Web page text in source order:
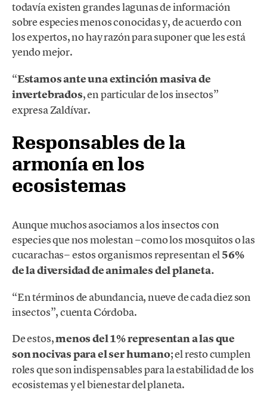
todavía existen grandes lagunas de información
sobre especies menos conocidas y, de acuerdo con
los expertos, no hay razón para suponer que les está
yendo mejor.
“Estamos ante una extinción masiva de
invertebrados, en particular de los insectos”
expresa Zaldívar.
Responsables de la
armonía en los
ecosistemas
Aunque muchos asociamos a los insectos con
especies que nos molestan −como los mosquitos o las
cucarachas− estos organismos representan el56%
de la diversidad de animales del planeta.
“En términos de abundancia, nueve de cada diez son
insectos”, cuenta Córdoba.
De estos,menos del 1% representan a las que
son nocivas para el ser humano; el resto cumplen
roles que son indispensables para la estabilidad de los
ecosistemas y el bienestar del planeta.